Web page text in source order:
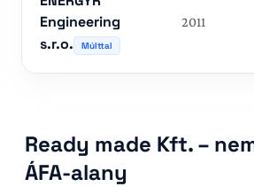
Engineering
s.r.o.
Múlttal
2011
Ready made Kft. –
ÁFA-alany